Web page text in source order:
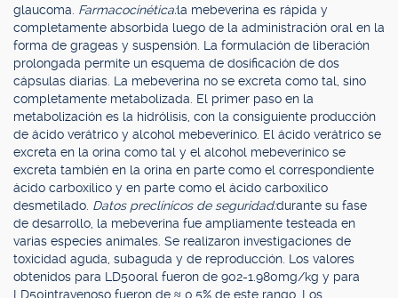
glaucoma. Farmacocinética:la mebeverina es rápida y
completamente absorbida luego de la administración oral en la
forma de grageas y suspensión. La formulación de liberación
prolongada permite un esquema de dosificación de dos
cápsulas diarias. La mebeverina no se excreta como tal, sino
completamente metabolizada. El primer paso en la
metabolización es la hidrólisis, con la consiguiente producción
de ácido verátrico y alcohol mebeverínico. El ácido verátrico se
excreta en la orina como tal y el alcohol mebeverínico se
excreta también en la orina en parte como el correspondiente
ácido carboxílico y en parte como el ácido carboxílico
desmetilado. Datos preclínicos de seguridad:durante su fase
de desarrollo, la mebeverina fue ampliamente testeada en
varias especies animales. Se realizaron investigaciones de
toxicidad aguda, subaguda y de reproducción. Los valores
obtenidos para LD50oral fueron de 902-1.980mg/kg y para
LD50intravenoso fueron de ≈ 0,5% de este rango. Los